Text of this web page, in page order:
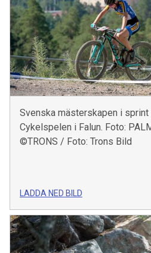
Svenska mästerskapen i
Cykelspelen i Falun. Foto:
©TRONS / Foto: Trons Bild
LADDA NED BILD